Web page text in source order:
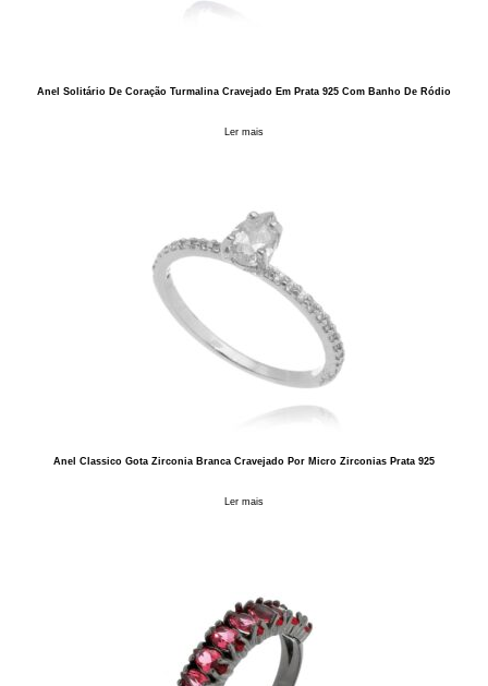
Anel Solitário De Coração Turmalina Cravejado Em Prata 925 Com Banho De Ródio
Ler mais
Anel Classico Gota Zirconia Branca Cravejado Por Micro Zirconias Prata 925
Ler mais